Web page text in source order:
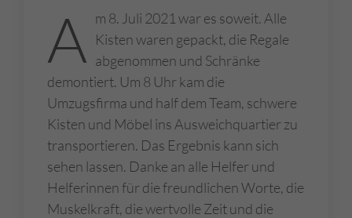
A m 8. Juli 2021 war es soweit. Alle
Kisten waren gepackt, die Regale
abgenommen und Schränke
demontiert. Um 8 Uhr kam die
Umzugsfirma und half dem Team, schwere
Kisten und Möbel ins Ausweichquartier zu
transportieren. Das Ergebnis kann sich
sehen lassen. Danke an alle Helfer und
Helferinnen für die freundlichen Worte, die
Muskelkraft, die wertvolle Zeit und die